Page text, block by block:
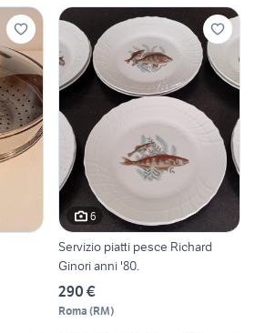
6
Servizio piatti pesce Richard
Ginori anni '80.
290 €
Roma (RM)